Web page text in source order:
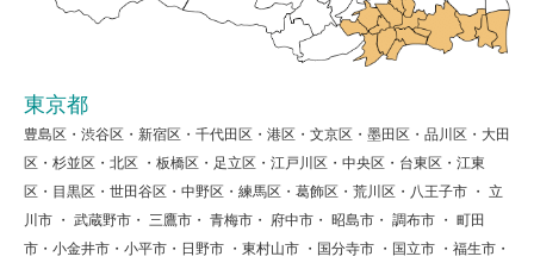
東京都
豊島区・渋谷区・新宿区・千代田区・港区・文京区・墨田区・品川区・大田
区・杉並区・北区 ・板橋区・足立区・江戸川区・中央区・台東区・江東
区・目黒区・世田谷区・中野区・練馬区・葛飾区・荒川区・八王子市 ・ 立
川市 ・ 武蔵野市・ 三鷹市・ 青梅市・ 府中市・ 昭島市・ 調布市 ・ 町田
市・小金井市・小平市・日野市 ・東村山市 ・国分寺市 ・国立市 ・福生市・